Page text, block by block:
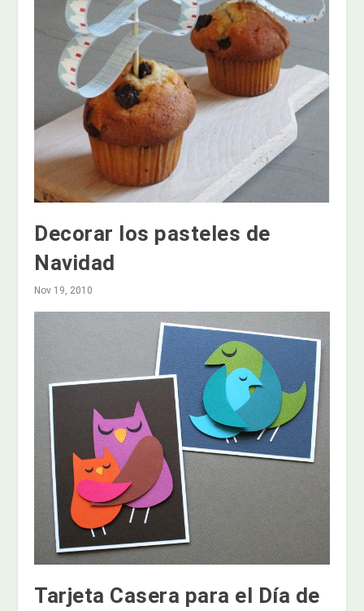
Decorar los pasteles de
Navidad
Nov 19, 2010
Tarjeta Casera para el Día de